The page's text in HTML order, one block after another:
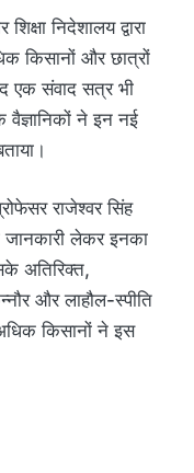
निदेशालय द्वारा
किसानों और छात्रों
एक संवाद सत्र भी
वैज्ञानिकों ने इन नई
राजेश्वर सिंह
लेकर इनका
अतिरिक्त,
और लाहौल-स्पीति
किसानों ने इस